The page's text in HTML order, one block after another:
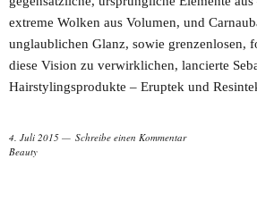
extreme Wolken aus Volumen, und
unglaublichen Glanz, sowie grenzenlosen,
diese Vision zu verwirklichen, lancierte
Hairstylingsprodukte – Eruptek und
4. Juli 2015
Schreibe einen Kommentar
Beauty